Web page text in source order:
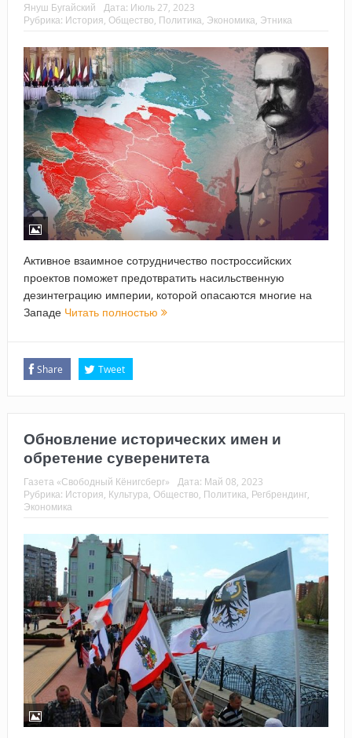
Януш Бугайский Дата: Июль 27, 2023
Рубрика: История Общество Политика Экономика Этника
Активное взаимное сотрудничество построссийских
проектов поможет предотвратить насильственную
дезинтеграцию империи, которой опасаются многие на
Западе Читать полностью
Share Tweet
Обновление исторических имен и
обретение суверенитета
Газета «Свободный Кёнигсберг» Дата: Май 08, 2023
Рубрика: История, Культура, Общество, Политика, Регбрендинг,
Экономика